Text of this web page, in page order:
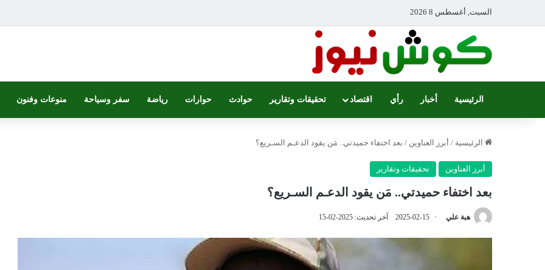
السبت, أغسطس 8 2026
الرئيسية أخبار رأي اقتصاد تحقيقات وتقارير حوادث حوارات رياضة سفر وسياحة منوعات وفنون
الرئيسية / أبرز العناوين / بعد اختفاء حميدتي.. مَن يقود الدعـم السـريع؟
أبرز العناوين تحقيقات وتقارير
بعد اختفاء حميدتي.. مَن يقود الدعـم السـريع؟
هبة علي 2025-02-15 آخر تحديث: 2025-02-15